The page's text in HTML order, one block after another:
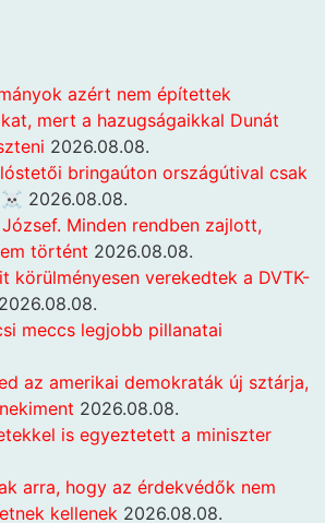
azért nem építettek
mert a hazugságaikkal Dunát
2026.08.08.
bringaúton országútival csak
2026.08.08.
Minden rendben zajlott,
történt 2026.08.08.
körülményesen verekedtek a DVTK-
2026.08.08.
meccs legjobb pillanatai
az amerikai demokraták új sztárja,
2026.08.08.
is egyeztetett a miniszter
arra, hogy az érdekvédők nem
kellenek 2026.08.08.